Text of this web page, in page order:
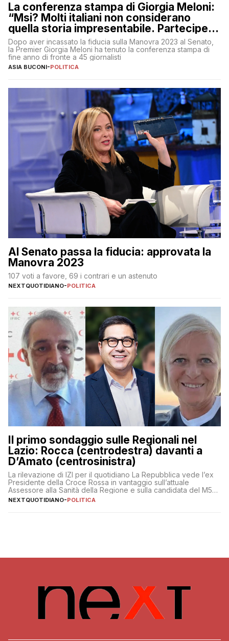
La conferenza stampa di Giorgia Meloni:
“Msi? Molti italiani non considerano
quella storia impresentabile. Parteciperò
al 25 aprile”
Dopo aver incassato la fiducia sulla Manovra 2023 al Senato,
la Premier Giorgia Meloni ha tenuto la conferenza stampa di
fine anno di fronte a 45 giornalisti
ASIA BUCONI-POLITICA
Al Senato passa la fiducia: approvata la
Manovra 2023
107 voti a favore, 69 i contrari e un astenuto
NEXTQUOTIDIANO-POLITICA
Il primo sondaggio sulle Regionali nel
Lazio: Rocca (centrodestra) davanti a
D’Amato (centrosinistra)
La rilevazione di IZI per il quotidiano La Repubblica vede l’ex
Presidente della Croce Rossa in vantaggio sull’attuale
Assessore alla Sanità della Regione e sulla candidata del M5S
Donatella Bianchi
NEXTQUOTIDIANO-POLITICA